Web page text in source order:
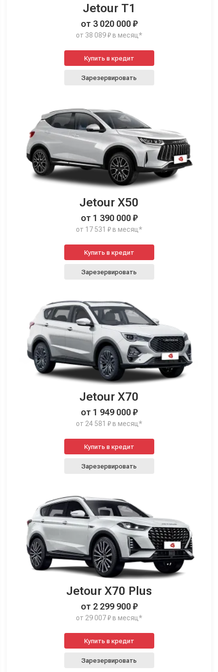
Jetour T1
от 3 020 000 ₽
от 38 089 ₽ в месяц*
Купить в кредит
Зарезервировать
Jetour X50
от 1 390 000 ₽
от 17 531 ₽ в месяц*
Купить в кредит
Зарезервировать
Jetour X70
от 1 949 000 ₽
от 24 581 ₽ в месяц*
Купить в кредит
Зарезервировать
Jetour X70 Plus
от 2 299 900 ₽
от 29 007 ₽ в месяц*
Купить в кредит
Зарезервировать